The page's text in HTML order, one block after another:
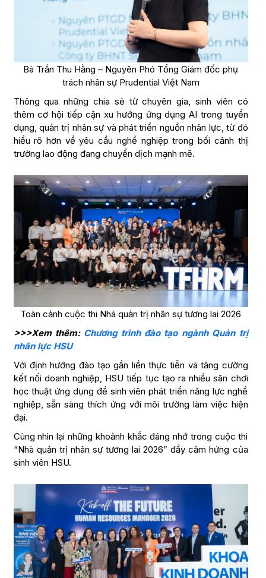
Bà Trần Thu Hằng – Nguyên Phó Tổng Giám đốc phụ
trách nhân sự Prudential Việt Nam
Thông qua những chia sẻ từ chuyên gia, sinh viên có
thêm cơ hội tiếp cận xu hướng ứng dụng AI trong tuyển
dụng, quản trị nhân sự và phát triển nguồn nhân lực, từ đó
hiểu rõ hơn về yêu cầu nghề nghiệp trong bối cảnh thị
trường lao động đang chuyển dịch mạnh mẽ.
Toàn cảnh cuộc thi Nhà quản trị nhân sự tương lai 2026
>>>Xem thêm: Chương trình đào tạo ngành Quản trị
nhân lực HSU
Với định hướng đào tạo gắn liền thực tiễn và tăng cường
kết nối doanh nghiệp, HSU tiếp tục tạo ra nhiều sân chơi
học thuật ứng dụng để sinh viên phát triển năng lực nghề
nghiệp, sẵn sàng thích ứng với môi trường làm việc hiện
đại.
Cùng nhìn lại những khoảnh khắc đáng nhớ trong cuộc thi
“Nhà quản trị nhân sự tương lai 2026” đầy cảm hứng của
sinh viên HSU.